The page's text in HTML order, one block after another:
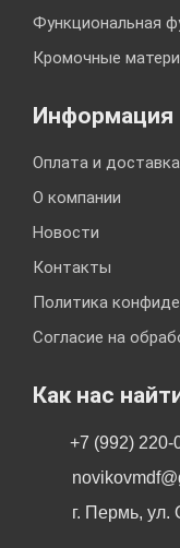
Функциональная
Кромочные
Информация
Оплата и доставка
О компании
Новости
Контакты
Политика
Согласие на
Как нас
+7 (992) 220-
г. Пермь, ул.